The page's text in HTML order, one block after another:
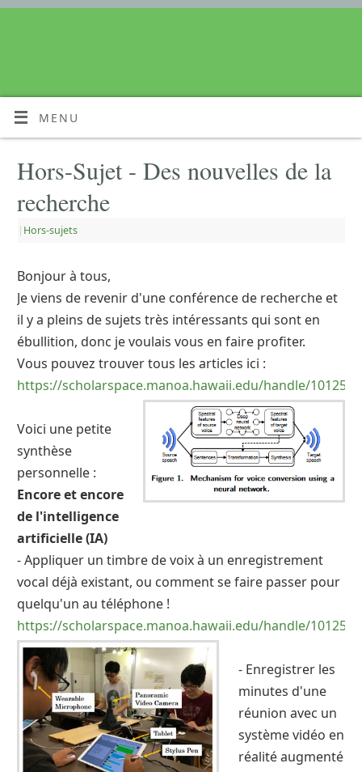
MENU
Hors-Sujet - Des nouvelles de la
recherche
| Hors-sujets
Bonjour à tous,
Je viens de revenir d'une conférence de recherche et
il y a pleins de sujets très intéressants qui sont en
ébullition, donc je voulais vous en faire profiter.
Vous pouvez trouver tous les articles ici :
https://scholarspace.manoa.hawaii.edu/handle/10125/
Voici une petite
synthèse
personnelle :
Encore et encore
de l'intelligence
artificielle (IA)
- Appliquer un timbre de voix à un enregistrement
vocal déjà existant, ou comment se faire passer pour
quelqu'un au téléphone !
https://scholarspace.manoa.hawaii.edu/handle/10125/
- Enregistrer les
minutes d'une
réunion avec un
système vidéo en
réalité augmenté